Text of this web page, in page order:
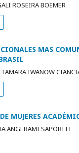
ROSEIRA BOEMER
MAS
IWANOW
MUJERES
ANGERAMI SAPORITI